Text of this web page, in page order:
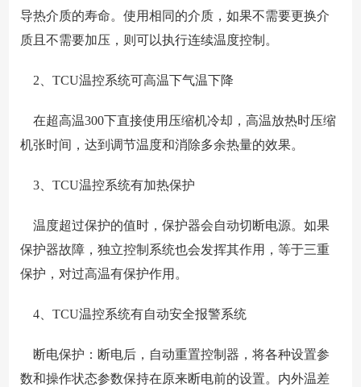
导热介质的寿命。使用相同的介质，如果不需要更换介
质且不需要加压，则可以执行连续温度控制。
2、TCU温控系统可高温下气温下降
在超高温300下直接使用压缩机冷却，高温放热时压缩
机张时间，达到调节温度和消除多余热量的效果。
3、TCU温控系统有加热保护
温度超过保护的值时，保护器会自动切断电源。如果
保护器故障，独立控制系统也会发挥其作用，等于三重
保护，对过高温有保护作用。
4、TCU温控系统有自动安全报警系统
断电保护：断电后，自动重置控制器，将各种设置参
数和操作状态参数保持在原来断电前的设置。内外温差